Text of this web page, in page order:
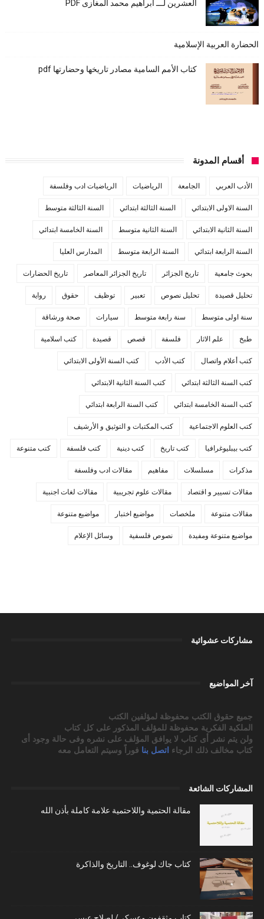
العشرين لـــ ابراهيم محمد المغازى PDF
الحضارة العربية الإسلامية
كتاب الأمم السامية مصادر تاريخها وحضارتها pdf
أقسام المدونة
الأدب العربي الجامعة الرياضيات الرياضيات ادب وفلسفة
السنة الاولى الابتدائي السنة الثالثة ابتدائي السنة الثالثة متوسط
السنة الثانية الابتدائي السنة الثانية متوسط السنة الخامسة ابتدائي
السنة الرابعة ابتدائي السنة الرابعة متوسط المدارس العليا
بحوث جامعية تاريخ الجزائر تاريخ الجزائر المعاصر تاريخ الحضارات
تحليل قصيدة تحليل نصوص تعبير توظيف حقوق رواية
سنة اولى متوسط سنة رابعة متوسط سيارات صحة ورشاقة
طبخ علم الاثار فلسفة قصص قصيدة كتب اسلامية
كتب أعلام واتصال كتب الأدب كتب السنة الأولى الابتدائي
كتب السنة الثالثة ابتدائي كتب السنة الثانية الابتدائي
كتب السنة الخامسة ابتدائي كتب السنة الرابعة ابتدائي
كتب العلوم الاجتماعية كتب المكتبات و التوثيق و الأرشيف
كتب بيبليوغرافيا كتب تاريخ كتب دينية كتب فلسفة كتب متنوعة
مذكرات مسلسلات مفاهيم مقالات ادب وفلسفة
مقالات تسيير و اقتصاد مقالات علوم تجريبية مقالات لغات اجنبية
مقالات متنوعة ملخصات مواضيع اختبار مواضيع متنوعة
مواضيع متنوعة ومفيدة نصوص فلسفية وسائل الإعلام
مشاركات عشوائية
آخر المواضيع
جميع حقوق الكتب محفوظة لمؤلفين الكتب
الملكية الفكرية محفوظة للمؤلف المذكور على كل كتاب
ولن يتم نشر أى كتاب لا يوافق المؤلف على نشره وفى حالة وجود أى
كتاب مخالف ذلك الرجاء اتصل بنا فوراً وسيتم التعامل معه
المشاركات الشائعة
مقالة الحتمية واللاحتمية علامة كاملة بأذن الله
كتاب جاك لوغوف.. التاريخ والذاكرة